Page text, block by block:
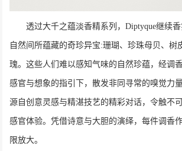
透过大千之蕴淡香精系列，Diptyque继续
自然间所蕴藏的奇珍异宝:珊瑚、珍珠母贝、树
瑰。这些人们难以感知气味的自然珍蕴，经调
感官与想象的指引下，散发非同寻常的嗅觉力
源自创意灵感与精湛技艺的精彩对话，令触不
感官体验。凭借诗意与大胆的演绎，每件调香
限放大。